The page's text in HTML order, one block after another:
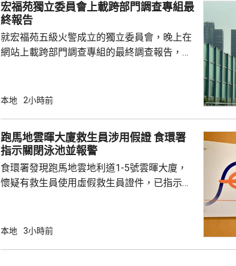
宏福苑獨立委員會上載跨部門調查專組最
終報告
就宏福苑五級火警成立的獨立委員會，晚上在
網站上載跨部門調查專組的最終調查報告，指
高達2米，包括安全網，以及遮蓋窗戶的發泡
能是意外事故，起因很可能是點燃的煙蒂燒著
起火地點的可燃物料。現場並發現兩個煙蒂。
今場火災造成168人喪生，79人...
本地 2小時前
跑馬地雲暉大廈救生員涉用假證 食環署
指示關閉泳池並報警
食環署發現跑馬地雲地利道1-5號雲暉大廈，
懷疑有救生員使用虛假救生員證件，已指示泳
資料，今日收到核實結果，發現一名昨日在屋
本地 3小時前